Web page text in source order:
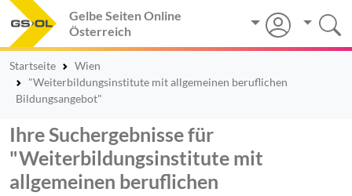
Gelbe Seiten Online
Österreich
Startseite
Wien
"Weiterbildungsinstitute mit allgemeinen beruflichen
Bildungsangebot"
Ihre Suchergebnisse für
"Weiterbildungsinstitute mit
allgemeinen beruflichen